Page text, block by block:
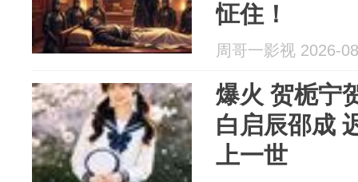
怔住！
周哥一影视 2026-
爆火 贺栀宁
白启辰邵成 迟来的忏悔，救不了
上一世